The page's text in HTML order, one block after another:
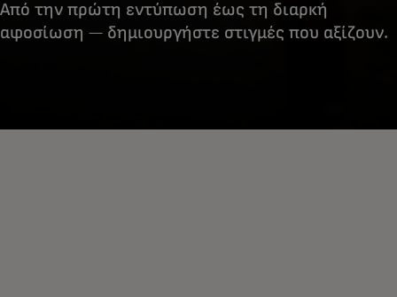
Από την πρώτη εντύπωση έως τη διαρκή
αφοσίωση — δημιουργήστε στιγμές που αξίζουν.